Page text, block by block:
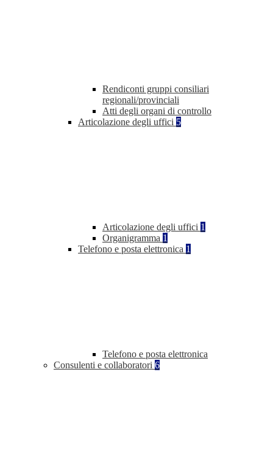
Rendiconti gruppi consiliari
regionali/provinciali
Atti degli organi di controllo
Articolazione degli uffici 5
Articolazione degli uffici 1
Organigramma 1
Telefono e posta elettronica 1
Telefono e posta elettronica
Consulenti e collaboratori 6